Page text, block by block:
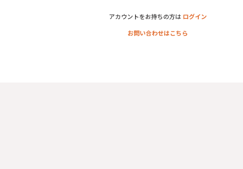
アカウントをお持ちの方は ログイン
お問い合わせはこちら